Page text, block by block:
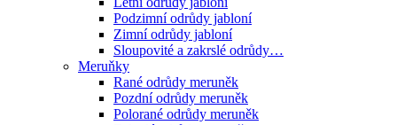
Podzimní odrůdy jabloní
Zimní odrůdy jabloní
Sloupovité a zakrslé odrůdy…
Meruňky
Rané odrůdy meruněk
Pozdní odrůdy meruněk
Polorané odrůdy meruněk